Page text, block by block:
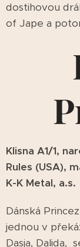
dostihovou
of Jape a
Klisna A1/1,
Rules (USA),
K-K Metal, a.s.
Dánská
jednou v
Dasja, Dalida,